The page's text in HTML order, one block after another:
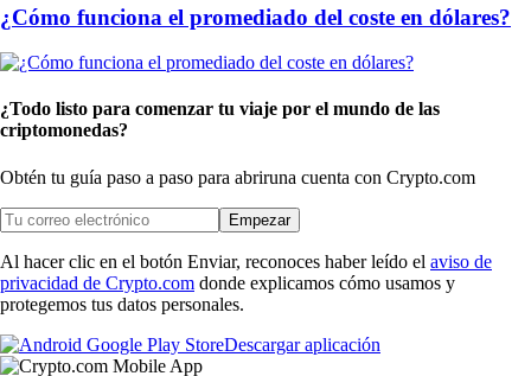
¿Cómo funciona el promediado del coste en dólares?
¿Todo listo para comenzar tu viaje por el mundo de las
criptomonedas?
Obtén tu guía paso a paso para abriruna cuenta con Crypto.com
Empezar
Al hacer clic en el botón Enviar, reconoces haber leído el aviso de
privacidad de Crypto.com donde explicamos cómo usamos y
protegemos tus datos personales.
Descargar aplicación